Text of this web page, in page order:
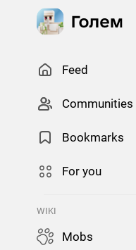
Feed
Сommunities
Bookmarks
For you
WIKI
Mobs